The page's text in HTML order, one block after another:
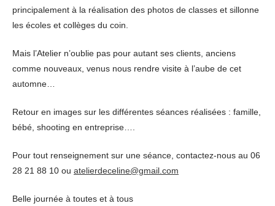
principalement à la réalisation des photos de classes et sillonne
les écoles et collèges du coin.
Mais l’Atelier n’oublie pas pour autant ses clients, anciens
comme nouveaux, venus nous rendre visite à l’aube de cet
automne…
Retour en images sur les différentes séances réalisées : famille,
bébé, shooting en entreprise….
Pour tout renseignement sur une séance, contactez-nous au 06
28 21 88 10 ou atelierdeceline@gmail.com
Belle journée à toutes et à tous